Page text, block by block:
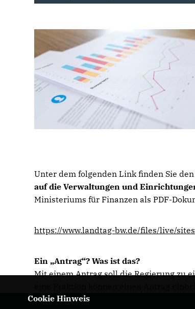
Unter dem folgenden Link finden Sie
auf die Verwaltungen und
Ministeriums für Finanzen als PDF-
https://www.landtag-bw.de/files/live/
Ein „Antrag“? Was ist das?
Mit einem Antrag soll die Regierung zu
Cookie Hinweis